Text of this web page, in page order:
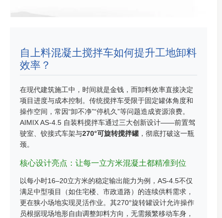
自上料混凝土搅拌车如何提升工地卸料
效率？
在现代建筑施工中，时间就是金钱，而卸料效率直接决定
项目进度与成本控制。传统搅拌车受限于固定罐体角度和
操作空间，常因“卸不净”“停机久”等问题造成资源浪费。
AIMIX AS-4.5 自装料搅拌车通过三大创新设计——前置驾
驶室、铰接式车架与270°可旋转搅拌罐 ，彻底打破这一瓶
颈。
核心设计亮点：让每一立方米混凝土都精准到位
以每小时16–20立方米的稳定输出能力为例，AS-4.5不仅
满足中型项目（如住宅楼、市政道路）的连续供料需求，
更在狭小场地实现灵活作业。其270°旋转罐设计允许操作
员根据现场地形自由调整卸料方向，无需频繁移动车身，